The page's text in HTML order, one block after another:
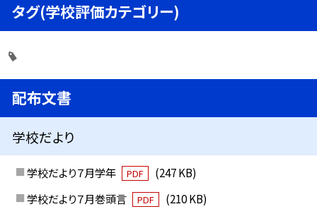
タグ(学校評価カテゴリー)
配布文書
学校だより
学校だより７月学年 PDF
(247 KB)
学校だより７月巻頭言
PDF
(210 KB)